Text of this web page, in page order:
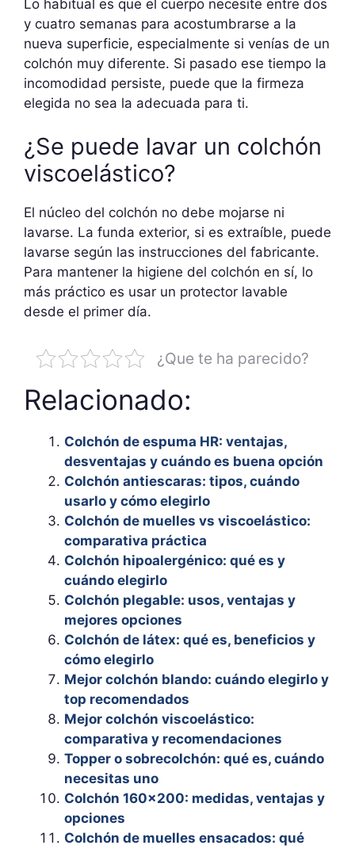
Lo habitual es que el cuerpo necesite entre dos
y cuatro semanas para acostumbrarse a la
nueva superficie, especialmente si venías de un
colchón muy diferente. Si pasado ese tiempo la
incomodidad persiste, puede que la firmeza
elegida no sea la adecuada para ti.
¿Se puede lavar un colchón
viscoelástico?
El núcleo del colchón no debe mojarse ni
lavarse. La funda exterior, si es extraíble, puede
lavarse según las instrucciones del fabricante.
Para mantener la higiene del colchón en sí, lo
más práctico es usar un protector lavable
desde el primer día.
¿Que te ha parecido?
Relacionado:
Colchón de espuma HR: ventajas,
desventajas y cuándo es buena opción
Colchón antiescaras: tipos, cuándo
usarlo y cómo elegirlo
Colchón de muelles vs viscoelástico:
comparativa práctica
Colchón hipoalergénico: qué es y
cuándo elegirlo
Colchón plegable: usos, ventajas y
mejores opciones
Colchón de látex: qué es, beneficios y
cómo elegirlo
Mejor colchón blando: cuándo elegirlo y
top recomendados
Mejor colchón viscoelástico:
comparativa y recomendaciones
Topper o sobrecolchón: qué es, cuándo
necesitas uno
Colchón 160×200: medidas, ventajas y
opciones
Colchón de muelles ensacados: qué